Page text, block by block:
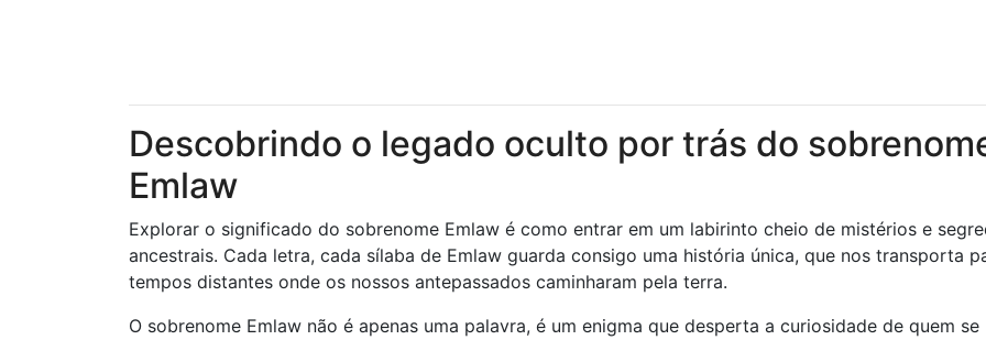
Descobrindo o legado oculto por trás do
Emlaw
Explorar o significado do sobrenome Emlaw é como entrar em um labirinto cheio de mistérios e
ancestrais. Cada letra, cada sílaba de Emlaw guarda consigo uma história única, que nos transporta
tempos distantes onde os nossos antepassados ​​caminharam pela terra.
O sobrenome Emlaw não é apenas uma palavra, é um enigma que desperta a curiosidade de quem se